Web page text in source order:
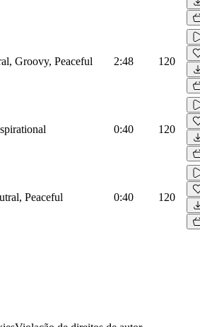
Groovy, Peaceful 2:48 120
0:40 120
Peaceful 0:40 120